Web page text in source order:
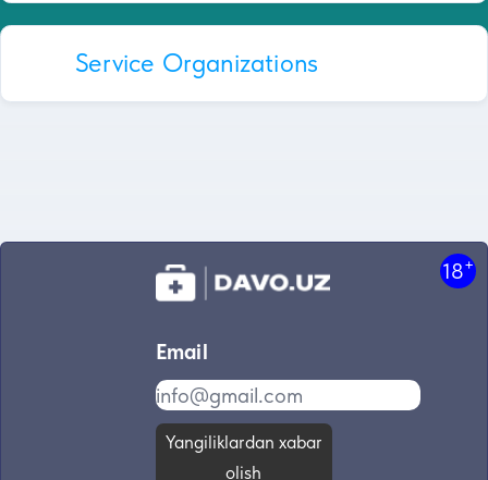
Service Organizations
18+
Email
Yangiliklardan xabar
olish